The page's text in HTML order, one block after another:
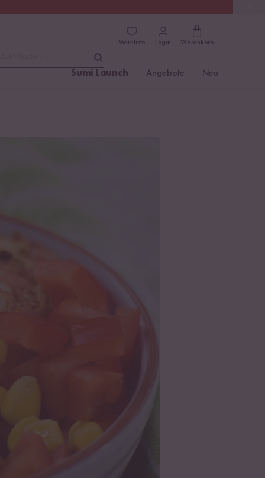
Merkliste Login Warenkorb
Sumi Launch Angebote Neu